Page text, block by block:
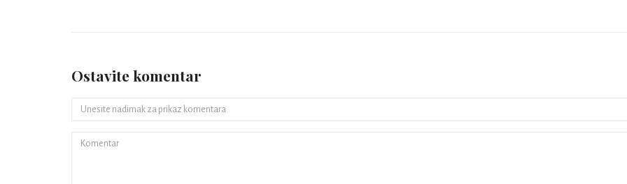
Ostavite komentar